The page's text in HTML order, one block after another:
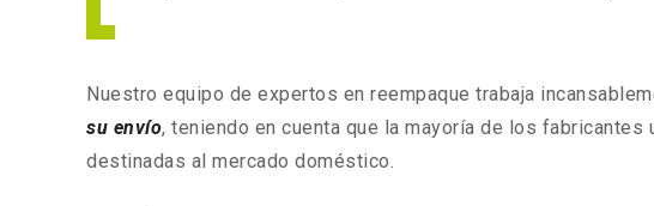
Nuestro equipo de expertos en reempaque trabaja
su envío, teniendo en cuenta que la mayoría de los
destinadas al mercado doméstico.